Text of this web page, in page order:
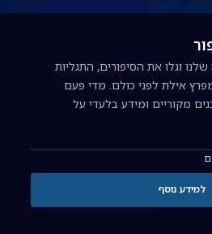
וגלו את הסיפורים, התגליות
אילת לפני כולם. מדי פעם
מקוריים ומידע בלעדי על
למידע נוסף